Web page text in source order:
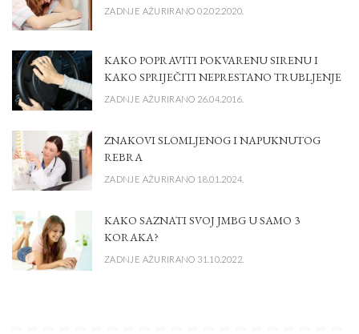
ZADNJE AŽURIRANO 02.02.2020.
KAKO POPRAVITI POKVARENU SIRENU I
KAKO SPRIJEČITI NEPRESTANO TRUBLJENJE
ZADNJE AŽURIRANO 26.04.2016.
ZNAKOVI SLOMLJENOG I NAPUKNUTOG
REBRA
ZADNJE AŽURIRANO 18.01.2024.
KAKO SAZNATI SVOJ JMBG U SAMO 3
KORAKA?
ZADNJE AŽURIRANO 31.10.2022.